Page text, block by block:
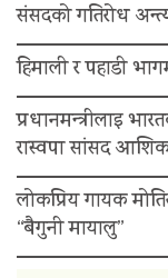
संसदको गतिरोध
हिमाली र पहाडी
प्रधानमन्त्रीलाइ
रास्वपा सांसद
लोकप्रिय गायक
“बैगुनी मायालु”